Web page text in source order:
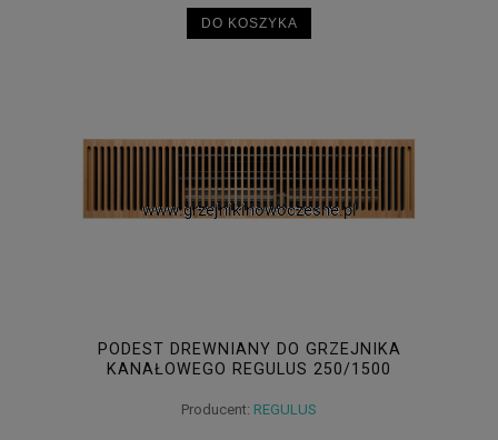
DO KOSZYKA
PODEST DREWNIANY DO GRZEJNIKA
KANAŁOWEGO REGULUS 250/1500
Producent: REGULUS